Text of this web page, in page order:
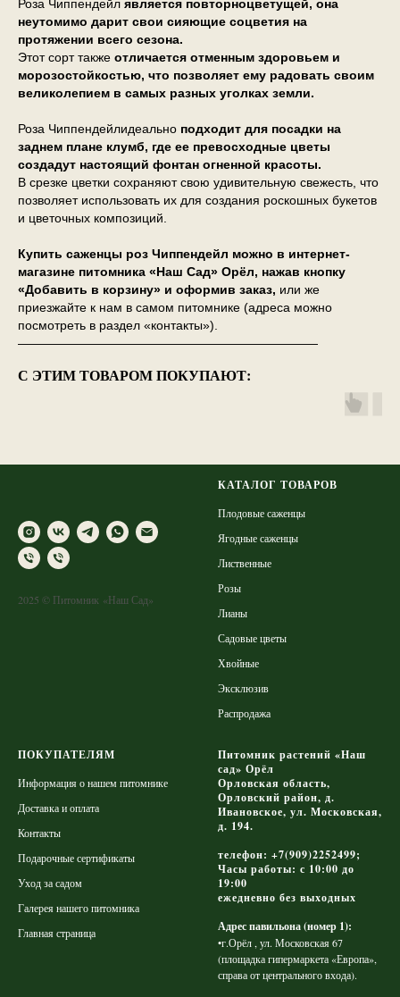
Роза Чиппендейл является повторноцветущей, она
неутомимо дарит свои сияющие соцветия на
протяжении всего сезона.
Этот сорт также отличается отменным здоровьем и
морозостойкостью, что позволяет ему радовать своим
великолепием в самых разных уголках земли.
Роза Чиппендейлидеально подходит для посадки на
заднем плане клумб, где ее превосходные цветы
создадут настоящий фонтан огненной красоты.
В срезке цветки сохраняют свою удивительную свежесть, что
позволяет использовать их для создания роскошных букетов
и цветочных композиций.
Купить саженцы роз Чиппендейл можно в интернет-
магазине питомника «Наш Сад» Орёл, нажав кнопку
«Добавить в корзину» и оформив заказ, или же
приезжайте к нам в самом питомнике (адреса можно
посмотреть в раздел «контакты»).
————————————————————————
С ЭТИМ ТОВАРОМ ПОКУПАЮТ:
2025 © Питомник «Наш Сад»
КАТАЛОГ ТОВАРОВ
Плодовые саженцы
Ягодные саженцы
Лиственные
Розы
Лианы
Садовые цветы
Хвойные
Эксклюзив
Распродажа
ПОКУПАТЕЛЯМ
Информация о нашем питомнике
Доставка и оплата
Контакты
Подарочные сертификаты
Уход за садом
Галерея нашего питомника
Главная страница
Питомник растений «Наш
сад» Орёл
Орловская область,
Орловский район, д.
Ивановское, ул. Московская,
д. 194.
телефон: +7(909)2252499;
Часы работы: с 10:00 до
19:00
ежедневно без выходных
Адрес павильона (номер 1):
•г.Орёл , ул. Московская 67
(площадка гипермаркета «Европа»,
справа от центрального входа).